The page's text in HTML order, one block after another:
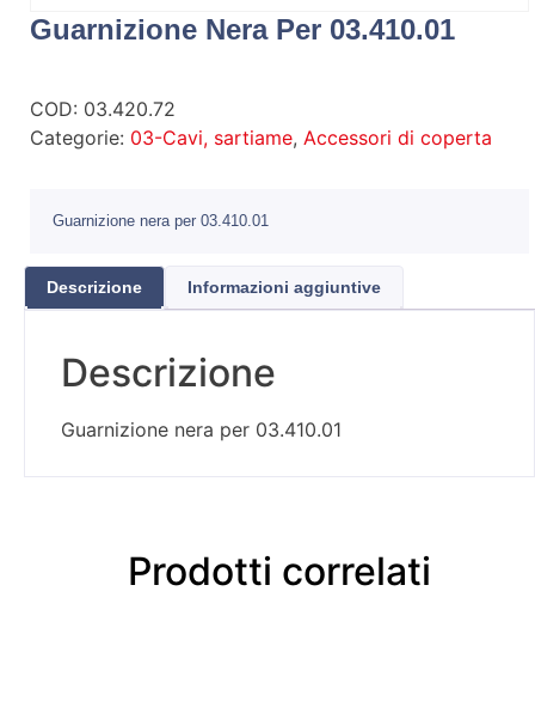
Guarnizione Nera Per 03.410.01
COD: 03.420.72
Categorie: 03-Cavi, sartiame, Accessori di coperta
Guarnizione nera per 03.410.01
Descrizione Informazioni aggiuntive
Descrizione
Guarnizione nera per 03.410.01
Prodotti correlati